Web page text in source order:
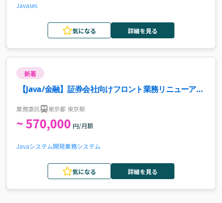
Javases
気になる 詳細を見る
新着
【Java/金融】証券会社向けフロント業務リニューアル
業務委託 東京都 東京駅
~ 570,000 円/月額
Javaシステム開発業務システム
気になる 詳細を見る